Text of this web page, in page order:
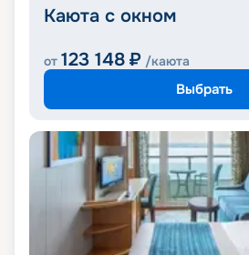
Каюта с окном
от 123 148 ₽ /каюта
Выбрать